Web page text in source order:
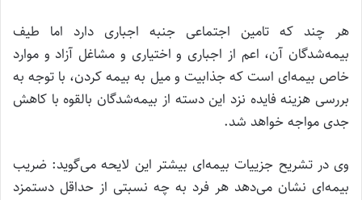
هر چند که تامین اجتماعی جنبه اجباری دارد اما طیف
بیمه‌شدگان آن، اعم از اجباری و اختیاری و مشاغل آزاد و موارد
خاص بیمه‌ای است که جذابیت و میل به بیمه کردن، با توجه به
بررسی هزینه فایده نزد این دسته از بیمه‌شدگان بالقوه با کاهش
جدی مواجه خواهد شد.
وی در تشریح جزییات بیمه‌ای بیشتر این لایحه می‌گوید: ضریب
بیمه‌ای نشان می‌دهد هر فرد به چه نسبتی از حداقل دستمزد